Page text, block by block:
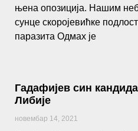
њена опозиција. Нашим
сунце скоројевићке
паразита Одмах је
Гадафијев син
Либије
новембар 14, 2021